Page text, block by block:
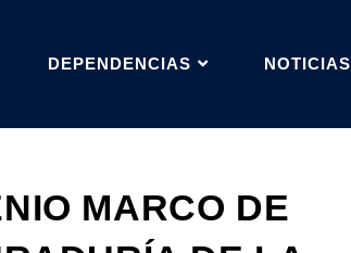
DEPENDENCIAS NOTICIAS
MARCO DE